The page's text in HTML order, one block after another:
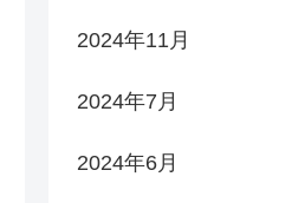
2024年11月
2024年7月
2024年6月